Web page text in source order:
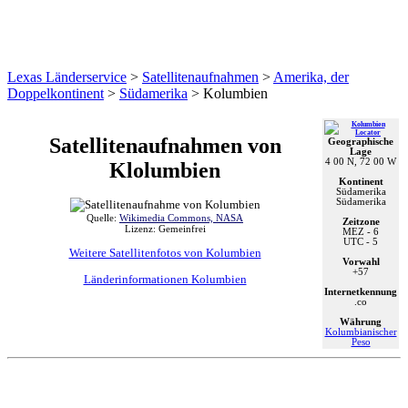
Lexas Länderservice > Satellitenaufnahmen > Amerika, der
Doppelkontinent > Südamerika > Kolumbien
Satellitenaufnahmen von
Klolumbien
Quelle: Wikimedia Commons, NASA
Lizenz: Gemeinfrei
Weitere Satellitenfotos von Kolumbien
Länderinformationen Kolumbien
Geographische
Lage
4 00 N, 72 00 W
Kontinent
Südamerika
Südamerika
Zeitzone
MEZ - 6
UTC - 5
Vorwahl
+57
Internetkennung
.co
Währung
Kolumbianischer
Peso